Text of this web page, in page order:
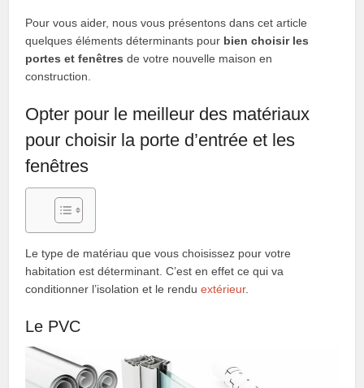
Pour vous aider, nous vous présentons dans cet article
quelques éléments déterminants pour bien choisir les
portes et fenêtres de votre nouvelle maison en
construction.
Opter pour le meilleur des matériaux
pour choisir la porte d’entrée et les
fenêtres
Le type de matériau que vous choisissez pour votre
habitation est déterminant. C’est en effet ce qui va
conditionner l’isolation et le renduextérieur.
Le PVC